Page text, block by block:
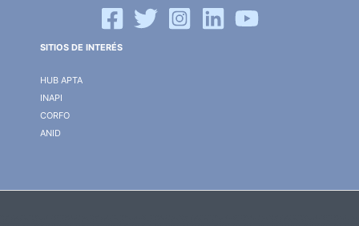
SITIOS DE INTERÉS
HUB APTA
INAPI
CORFO
ANID